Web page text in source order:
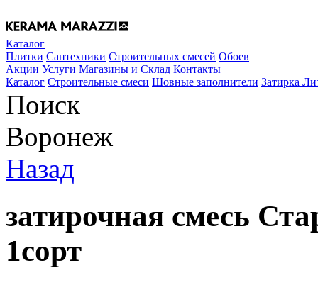
Каталог
Плитки Сантехники Строительных смесей Обоев
Акции Услуги Магазины и Склад Контакты
Каталог Строительные смеси Шовные заполнители Затирка
Поиск
Воронеж
Назад
затирочная смесь
1сорт